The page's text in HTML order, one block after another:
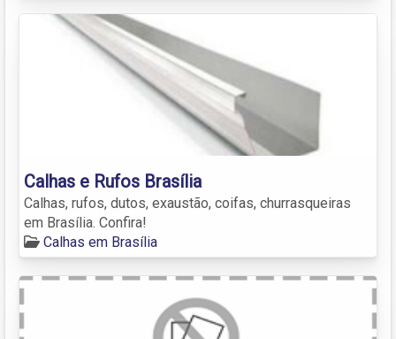
Calhas e Rufos Brasília
Calhas, rufos, dutos, exaustão, coifas, churrasqueiras
em Brasília. Confira!
Calhas em Brasília